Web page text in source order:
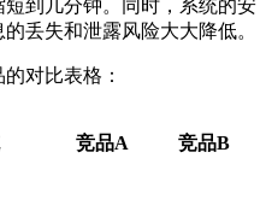
短到几分钟。同时，系统的安
丢失和泄露风险大大降低。
对比表格：
竞品A 竞品B